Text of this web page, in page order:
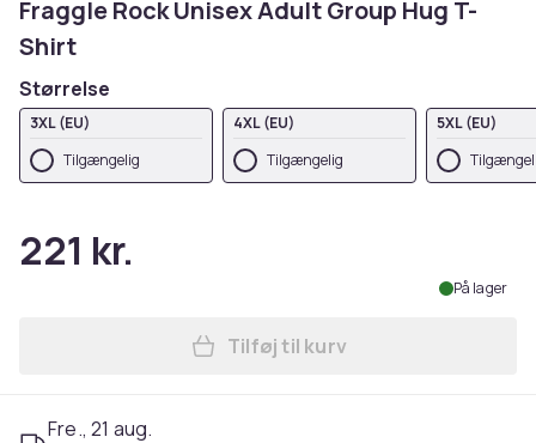
Fraggle Rock Unisex Adult Group Hug T-
Shirt
Størrelse
3XL (EU)
Tilgængelig
4XL (EU)
Tilgængelig
5XL (EU)
221 kr.
På lager
Læg Fraggle Rock Unisex
Tilføj til kurv
Fre., 21 aug.